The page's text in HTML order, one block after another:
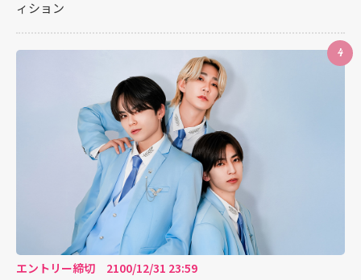
ィション
4
エントリー締切 2100/12/31 23:59